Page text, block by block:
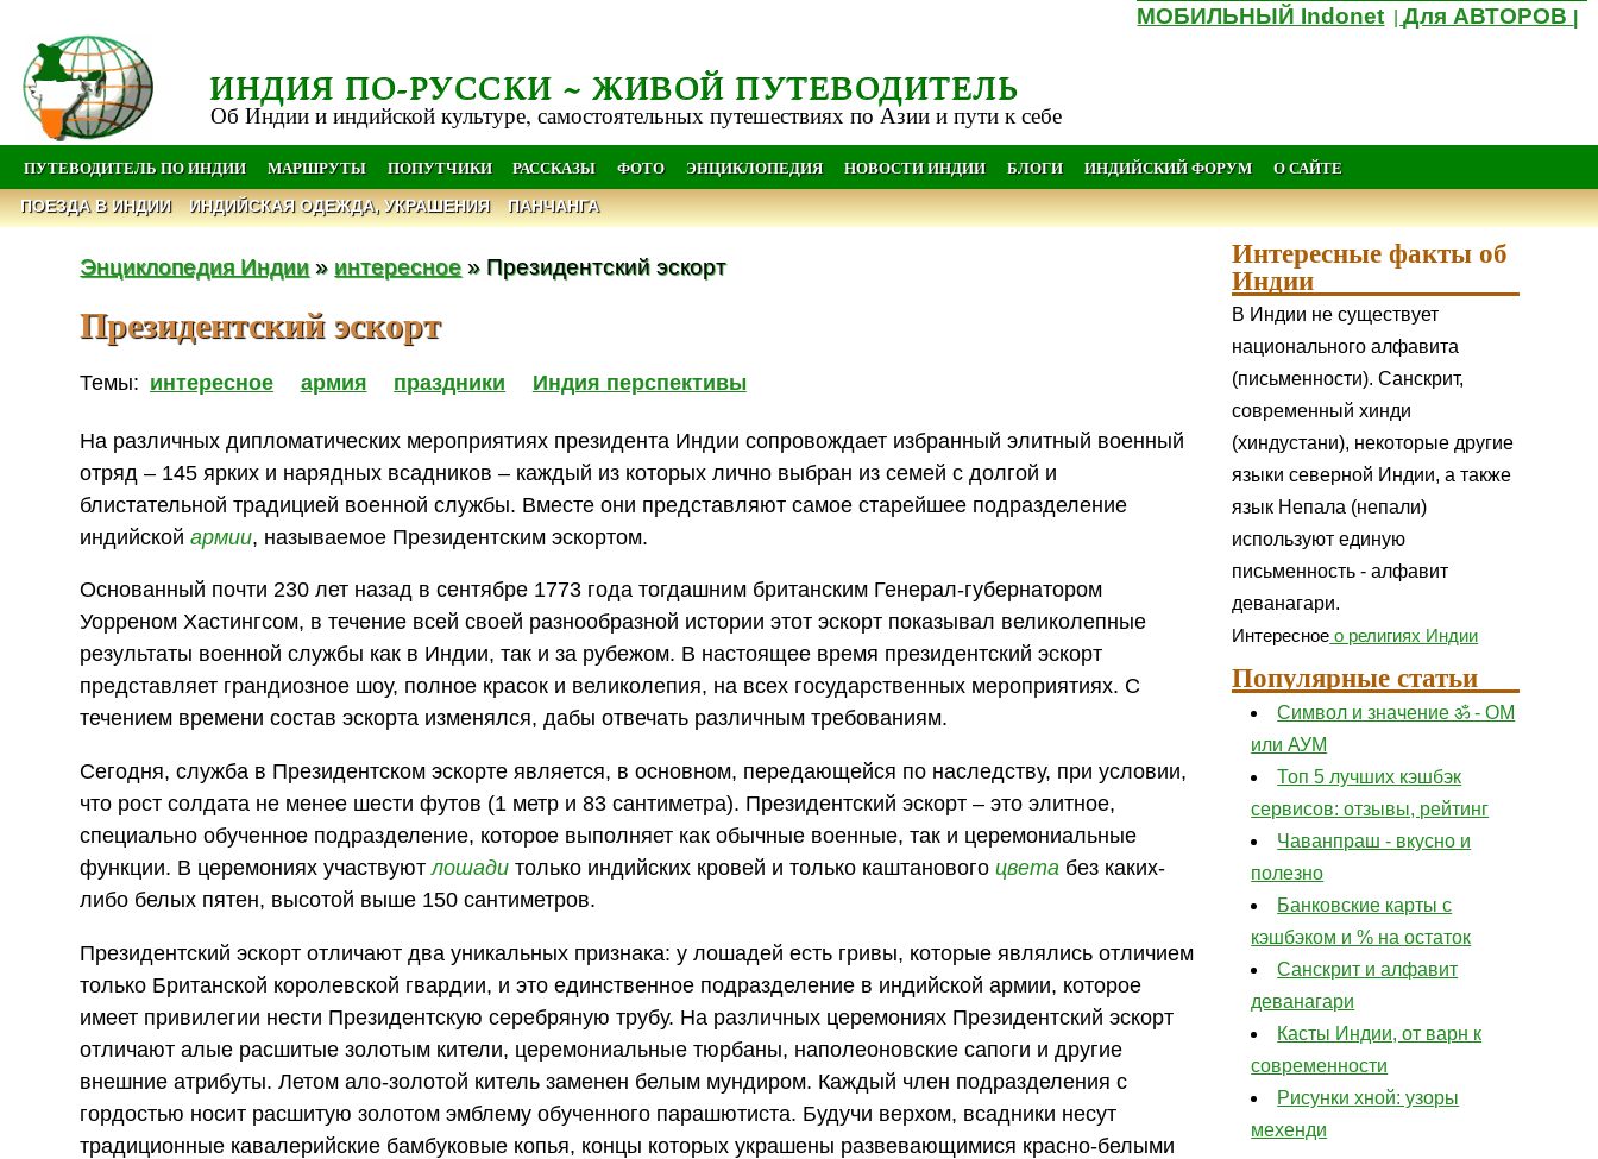
МОБИЛЬНЫЙ Indonet |Для АВТОРОВ
ИНДИЯ ПО-РУССКИ ~ ЖИВОЙ ПУТЕВОДИТЕЛЬ
Об Индии и индийской культуре, самостоятельных путешествиях по Азии и пути к себе
ПУТЕВОДИТЕЛЬ ПО ИНДИИ МАРШРУТЫ ПОПУТЧИКИ РАССКАЗЫ ФОТО ЭНЦИКЛОПЕДИЯ НОВОСТИ ИНДИИ БЛОГИ ИНДИЙСКИЙ ФОРУМ О САЙТЕ
ПОЕЗДА В ИНДИИ ИНДИЙСКАЯ ОДЕЖДА, УКРАШЕНИЯ ПАНЧАНГА
Энциклопедия Индии » интересное » Президентский эскорт
Президентский эскорт
Темы: интересное армия праздники Индия перспективы
На различных дипломатических мероприятиях президента Индии сопровождает избранный элитный военный
отряд – 145 ярких и нарядных всадников – каждый из которых лично выбран из семей с долгой и
блистательной традицией военной службы. Вместе они представляют самое старейшее подразделение
индийскойармии, называемое Президентским эскортом.
Основанный почти 230 лет назад в сентябре 1773 года тогдашним британским Генерал-губернатором
Уорреном Хастингсом, в течение всей своей разнообразной истории этот эскорт показывал великолепные
результаты военной службы как в Индии, так и за рубежом. В настоящее время президентский эскорт
представляет грандиозное шоу, полное красок и великолепия, на всех государственных мероприятиях. C
течением времени состав эскорта изменялся, дабы отвечать различным требованиям.
Сегодня, служба в Президентском эскорте является, в основном, передающейся по наследству, при условии,
что рост солдата не менее шести футов (1 метр и 83 сантиметра). Президентский эскорт – это элитное,
специально обученное подразделение, которое выполняет как обычные военные, так и церемониальные
функции. В церемониях участвуютлошади только индийских кровей и только каштановогоцвета без каких-
либо белых пятен, высотой выше 150 сантиметров.
Президентский эскорт отличают два уникальных признака: у лошадей есть гривы, которые являлись отличием
только Британской королевской гвардии, и это единственное подразделение в индийской армии, которое
имеет привилегии нести Президентскую серебряную трубу. На различных церемониях Президентский эскорт
отличают алые расшитые золотым кители, церемониальные тюрбаны, наполеоновские сапоги и другие
внешние атрибуты. Летом ало-золотой китель заменен белым мундиром. Каждый член подразделения с
гордостью носит расшитую золотом эмблему обученного парашютиста. Будучи верхом, всадники несут
традиционные кавалерийские бамбуковые копья, концы которых украшены развевающимися красно-белыми
Интересные факты об
Индии
В Индии не существует
национального алфавита
(письменности). Санскрит,
современный хинди
(хиндустани), некоторые другие
языки северной Индии, а также
язык Непала (непали)
используют единую
письменность - алфавит
деванагари.
Интересное о религиях Индии
Популярные статьи
Символ и значение ॐ - ОМ
или АУМ
Топ 5 лучших кэшбэк
сервисов: отзывы, рейтинг
Чаванпраш - вкусно и
полезно
Банковские карты с
кэшбэком и % на остаток
Санскрит и алфавит
деванагари
Касты Индии, от варн к
современности
Рисунки хной: узоры
мехенди